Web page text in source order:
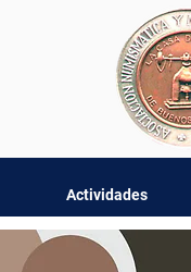
Actividades